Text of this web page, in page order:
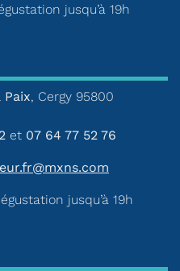
jusqu’à 19h
Paix, Cergy 95800
et 07 64 77 52 76
jusqu’à 19h